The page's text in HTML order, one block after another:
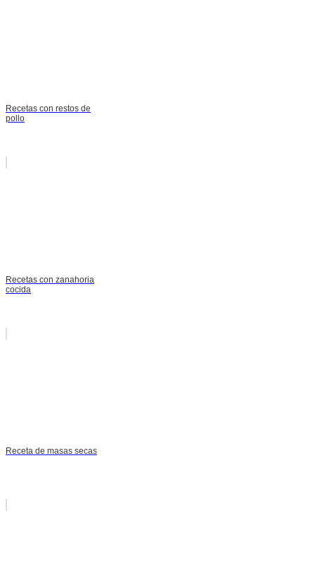
Recetas con restos de
pollo
Recetas con zanahoria
cocida
Receta de masas secas